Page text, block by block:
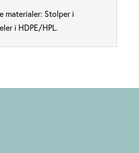
materialer: Stolper i
i HDPE/HPL.